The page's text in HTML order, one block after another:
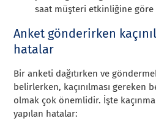
saat müşteri etkinliğine göre
Anket gönderirken
hatalar
Bir anketi dağıtırken ve
belirlerken, kaçınılması gereken
olmak çok önemlidir. İşte
yapılan hatalar: